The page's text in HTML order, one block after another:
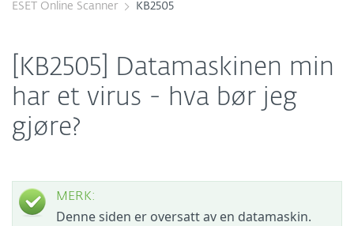
ESET Online Scanner
KB2505
[KB2505] Datamaskinen min
har et virus - hva bør jeg
gjøre?
MERK:
Denne siden er oversatt av en datamaskin.